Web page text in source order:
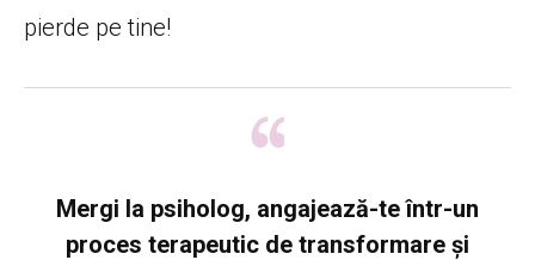
pierde pe tine!
Mergi la psiholog, angajează-te într-un
proces terapeutic de transformare şi